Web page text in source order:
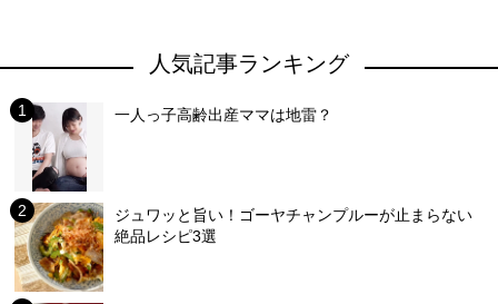
人気記事ランキング
一人っ子高齢出産ママは地雷？
ジュワッと旨い！ゴーヤチャンプルーが止まらない
絶品レシピ3選